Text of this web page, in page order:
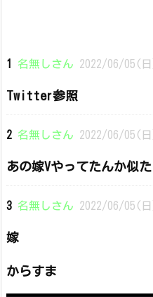
1 名無しさん 2022/06/05(
Twitter参照
2 名無しさん 2022/06/05(
あの嫁Vやってたんか似
3 名無しさん 2022/06/05(
嫁
からすま